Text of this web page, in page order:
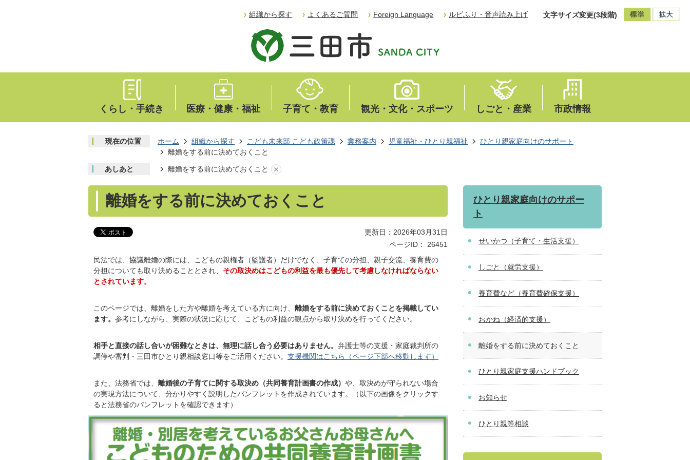
組織から探す よくあるご質問 Foreign Language ルビふり・音声読み上げ 文字サイズ変更(3段階)
くらし・手続き 医療・健康・福祉 子育て・教育 観光・文化・スポーツ しごと・産業 市政情報
現在の位置 ホーム 組織から探す こども未来部 こども政策課 業務案内 児童福祉・ひとり親福祉
ひとり親家庭向けのサポート
離婚をする前に決めておくこと
あしあと 離婚をする前に決めておくこと
離婚をする前に決めておくこと
更新日：2026年03月31日
ページID：
26451
民法では、協議離婚の際には、こどもの親権者（監護者）だけでなく、子育ての分担、親子交流、養育費の
分担についても取り決めることとされ、 その取決めはこどもの利益を最も優先して考慮しなければならない
とされています。
このページでは、離婚をした方や離婚を考えている方に向け、 離婚をする前に決めておくことを掲載してい
ます。 参考にしながら、実際の状況に応じて、こどもの利益の観点から取り決めを行ってください。
相手と直接の話し合いが困難なときは、無理に話し合う必要はありません。 弁護士等の支援・家庭裁判所の
調停や審判・三田市ひとり親相談窓口等をご活用ください。 支援機関はこちら（ページ下部へ移動します）
また、法務省では、 離婚後の子育てに関する取決め（共同養育計画書の作成） や、取決めが守られない場合
の実現方法について、分かりやすく説明したパンフレットを作成されています。（以下の画像をクリックす
ると法務省のパンフレットを確認できます）
ひとり親家庭向けのサポー
ト
せいかつ（子育て・生活支援）
しごと（就労支援）
養育費など（養育費確保支援）
おかね（経済的支援）
離婚をする前に決めておくこと
ひとり親家庭支援ハンドブック
お知らせ
ひとり親等相談